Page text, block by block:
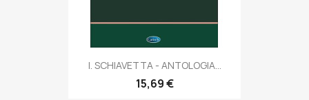
I. SCHIAVETTA - ANTOLOGIA...
15,69 €